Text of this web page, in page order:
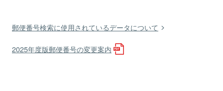
郵便番号検索に使用されているデータについて
2025年度版郵便番号の変更案内